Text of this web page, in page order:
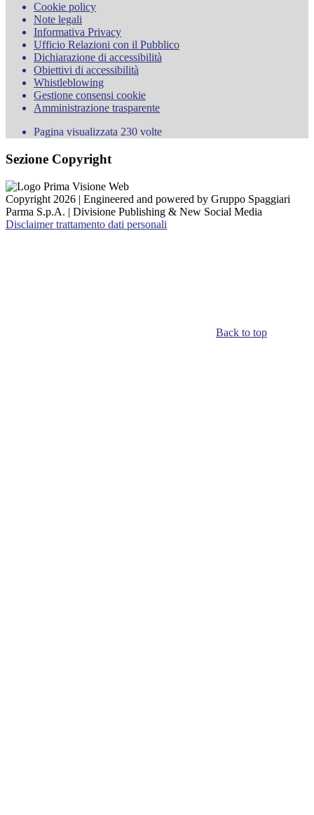
Cookie policy
Note legali
Informativa Privacy
Ufficio Relazioni con il Pubblico
Dichiarazione di accessibilità
Obiettivi di accessibilità
Whistleblowing
Gestione consensi cookie
Amministrazione trasparente
Pagina visualizzata 230 volte
Sezione Copyright
Copyright 2026 | Engineered and powered by Gruppo Spaggiari
Parma S.p.A. | Divisione Publishing & New Social Media
Disclaimer trattamento dati personali
Back to top